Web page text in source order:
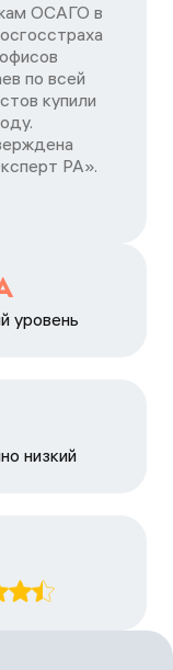
ОСАГО в
по всей
купили
РА».
уровень
низкий